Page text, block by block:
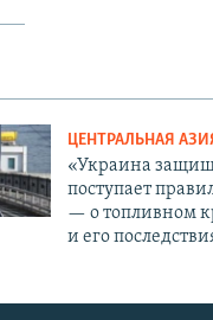
ЦЕНТРАЛЬНАЯ
«Украина
поступает
— о топливном
и его